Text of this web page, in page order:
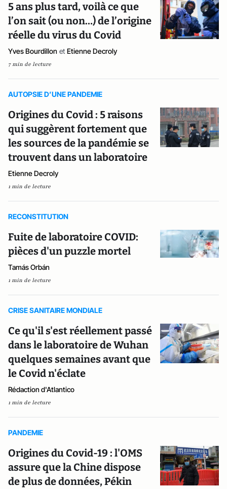
5 ans plus tard, voilà ce que
l’on sait (ou non…) de l’origine
réelle du virus du Covid
Yves Bourdillon et Etienne Decroly
7 min de lecture
AUTOPSIE D’UNE PANDEMIE
Origines du Covid : 5 raisons
qui suggèrent fortement que
les sources de la pandémie se
trouvent dans un laboratoire
Etienne Decroly
1 min de lecture
RECONSTITUTION
Fuite de laboratoire COVID:
pièces d'un puzzle mortel
Tamás Orbán
1 min de lecture
CRISE SANITAIRE MONDIALE
Ce qu'il s'est réellement passé
dans le laboratoire de Wuhan
quelques semaines avant que
le Covid n'éclate
Rédaction d'Atlantico
1 min de lecture
PANDEMIE
Origines du Covid-19 : l'OMS
assure que la Chine dispose
de plus de données, Pékin